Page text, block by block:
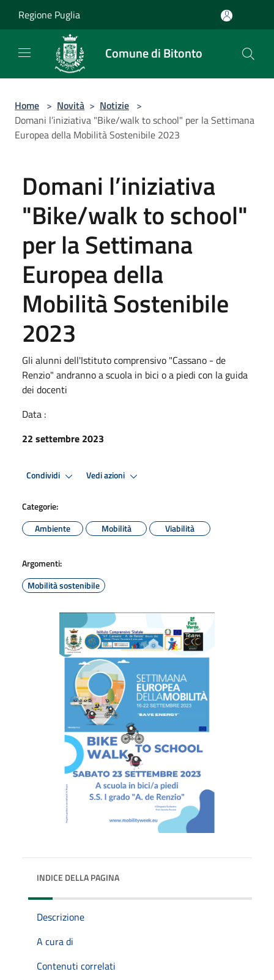
Regione Puglia
Comune di Bitonto
Home > Novità > Notizie >
Domani l’iniziativa "Bike/walk to school" per la Settimana
Europea della Mobilità Sostenibile 2023
Domani l’iniziativa
"Bike/walk to school"
per la Settimana
Europea della
Mobilità Sostenibile
2023
Gli alunni dell'Istituto comprensivo "Cassano - de
Renzio" andranno a scuola in bici o a piedi con la guida
dei docenti
Data :
22 settembre 2023
Condividi Vedi azioni
Categorie:
Ambiente
Mobilità Viabilità
Argomenti:
Mobilità sostenibile
INDICE DELLA PAGINA
Descrizione
A cura di
Contenuti correlati